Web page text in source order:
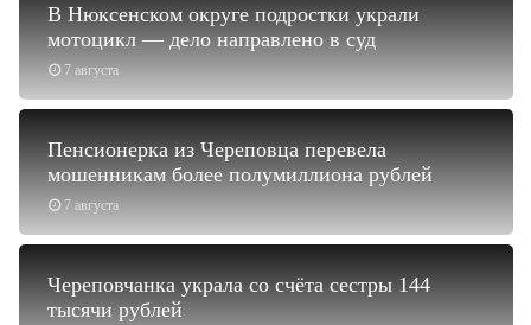
7 августа
В Нюксенском округе подростки украли
мотоцикл — дело направлено в суд
7 августа
Пенсионерка из Череповца перевела
мошенникам более полумиллиона рублей
Череповчанка украла со счёта сестры 144
тысячи рублей